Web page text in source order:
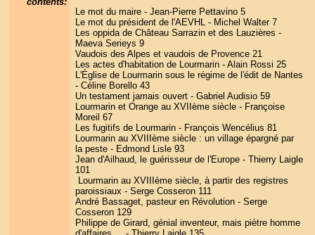
Le mot du maire - Jean-Pierre Pettavino 5
Le mot du président de l'AEVHL - Michel Walter 7
Les oppida de Château Sarrazin et des Lauzières -
Maeva Serieys 9
Vaudois des Alpes et vaudois de Provence 21
Les actes d'habitation de Lourmarin - Alain Rossi 25
L'Église de Lourmarin sous le régime de l'édit de Nantes
- Céline Borello 43
Un testament jamais ouvert - Gabriel Audisio 59
Lourmarin et Orange au XVIIème siècle - Françoise
Moreil 67
Les fugitifs de Lourmarin - François Wencélius 81
Lourmarin au XVIIIème siècle : un village épargné par
la peste - Edmond Lisle 93
Jean d'Ailhaud, le guérisseur de l'Europe - Thierry Laigle
101
Lourmarin au XVIIIème siècle, à partir des registres
paroissiaux - Serge Cosseron 111
André Bassaget, pasteur en Révolution - Serge
Cosseron 129
Philippe de Girard, génial inventeur, mais piètre homme